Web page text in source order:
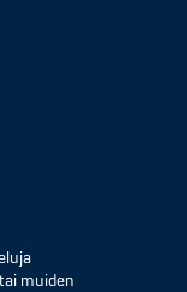
muiden